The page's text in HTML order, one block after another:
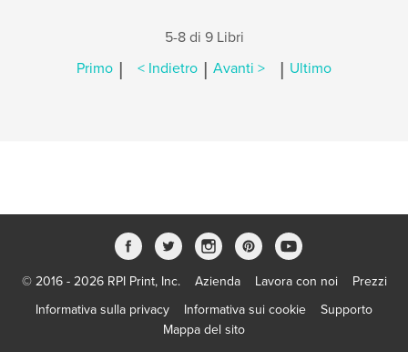
5-8 di 9 Libri
Primo | < Indietro | Avanti > | Ultimo
© 2016 - 2026 RPI Print, Inc. Azienda Lavora con noi
Prezzi
Informativa sulla privacy
Informativa sui cookie
Supporto
Mappa del sito